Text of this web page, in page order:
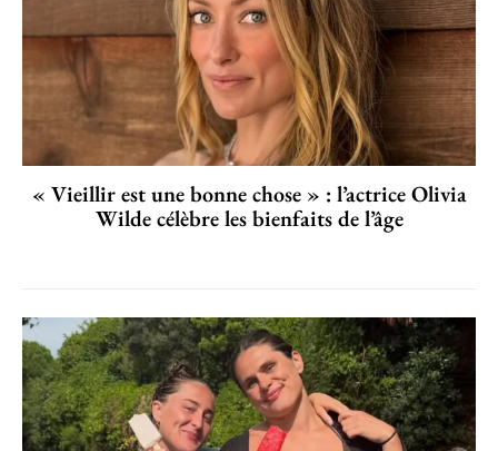
« Vieillir est une bonne chose » : l’actrice Olivia
Wilde célèbre les bienfaits de l’âge